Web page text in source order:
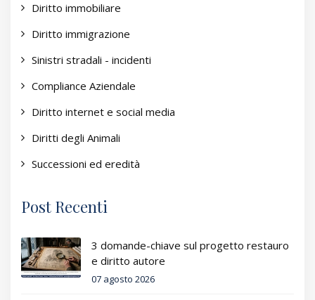
Diritto immobiliare
Diritto immigrazione
Sinistri stradali - incidenti
Compliance Aziendale
Diritto internet e social media
Diritti degli Animali
Successioni ed eredità
Post Recenti
3 domande-chiave sul progetto restauro
e diritto autore
07 agosto 2026